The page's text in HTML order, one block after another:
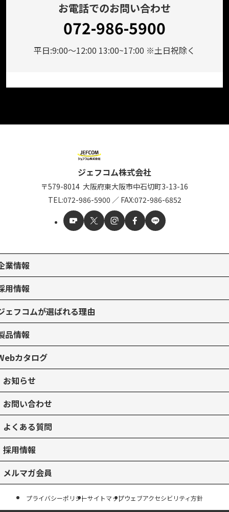
お電話でのお問い合わせ
072-986-5900
平日:9:00～12:00 13:00~17:00 ※土日祝除く
ジェフコム株式会社
〒579-8014 大阪府東大阪市中石切町3-13-16
TEL:072-986-5900 ／ FAX:072-986-6852
業情報
用情報
ェフコムが選ばれる理由
品情報
カタログ
お知らせ
お問い合わせ
よくある質問
採用情報
メルマガ会員
プライバシーポリシーサイトマップウェブアクセシビリティ方針